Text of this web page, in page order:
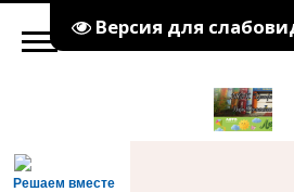
Версия для
Решаем вместе